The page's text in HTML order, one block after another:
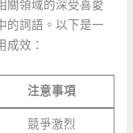
關領域的深受喜愛
的詞語。以下是一
成效：
注意事項
競爭激烈